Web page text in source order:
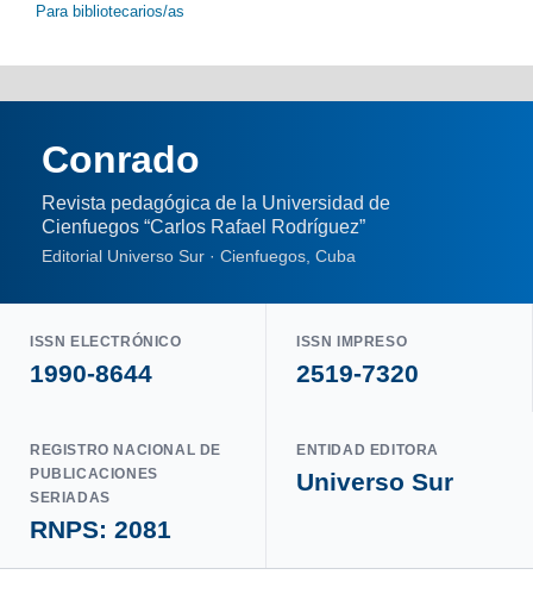
Para bibliotecarios/as
Conrado
Revista pedagógica de la Universidad de
Cienfuegos “Carlos Rafael Rodríguez”
Editorial Universo Sur · Cienfuegos, Cuba
ISSN ELECTRÓNICO
1990-8644
ISSN IMPRESO
2519-7320
REGISTRO NACIONAL DE
PUBLICACIONES
SERIADAS
RNPS: 2081
ENTIDAD EDITORA
Universo Sur